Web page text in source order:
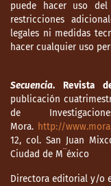
puede hacer uso
restricciones
legales ni medidas
hacer cualquier uso
Secuencia. Revista
publicación
de
Mora. http://
12, col. San Juan
Ciudad de M¨éxico
Directora editorial y/o